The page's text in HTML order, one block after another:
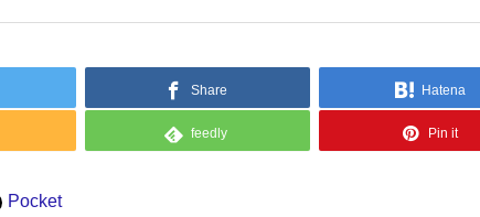
Share Hatena
feedly Pin it
Pocket